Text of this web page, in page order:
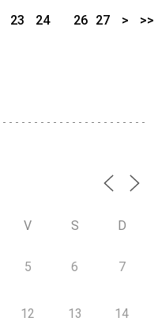
23
24
26 27 > >>
V S D
5 6 7
12 13 14